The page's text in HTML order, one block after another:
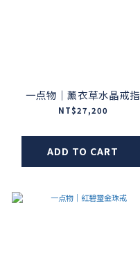
一点物｜薰衣草水晶戒指
NT$27,200
ADD TO CART